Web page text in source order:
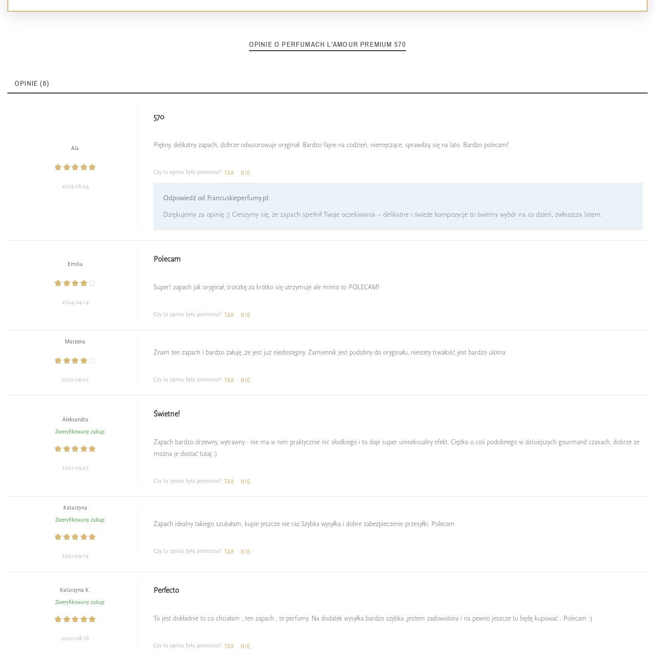
OPINIE O PERFUMACH L'AMOUR PREMIUM 570
OPINIE (6)
Ala
2025-06-24
570
Piękny, delikatny zapach, dobrze odwzorowuje oryginał. Bardzo fajne na codzień, niemęczące, sprawdzą się na lato. Bardzo polecam!
Czy ta opinia była pomocna? TAK NIE
Odpowiedź od Francuskieperfumy.pl:
Dziękujemy za opinię :) Cieszymy się, że zapach spełnił Twoje oczekiwania – delikatne i świeże kompozycje to świetny wybór na co dzień, zwłaszcza latem.
Emilia
2024-04-14
Polecam
Super! zapach jak oryginał, troszkę za krótko się utrzymuje ale mimo to POLECAM!
Czy ta opinia była pomocna? TAK NIE
Marzena
2022-06-10
Znam ten zapach i bardzo żałuję ,że jest już niedostępny. Zamiennik jest podobny do oryginału, niestety trwałość jest bardzo ulotna
Czy ta opinia była pomocna? TAK NIE
Aleksandra
Zweryfikowany zakup
2021-09-27
Świetne!
Zapach bardzo drzewny, wytrawny - nie ma w nim praktycznie nic słodkiego i to daje super uniseksualny efekt. Ciężko o coś podobnego w dzisiejszych gourmand czasach, dobrze że
można je dostać tutaj :)
Czy ta opinia była pomocna? TAK NIE
Katarzyna
Zweryfikowany zakup
2021-09-19
Zapach idealny takiego szukałam, kupie jeszcze nie raz.Szybka wysyłka i dobre zabezpieczenie przesyłki. Polecam
Czy ta opinia była pomocna? TAK NIE
Katarzyna K.
Zweryfikowany zakup
2020-08-16
Perfecto
To jest dokładnie to co chciałam , ten zapach , te perfumy. Na dodatek wysyłka bardzo szybka ,jestem zadowolona i na pewno jeszcze tu będę kupować . Polecam :)
Czy ta opinia była pomocna? TAK NIE